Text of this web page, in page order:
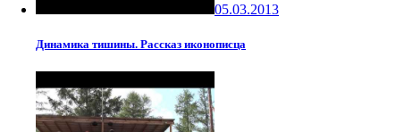
05.03.2013
Динамика тишины. Рассказ иконописца